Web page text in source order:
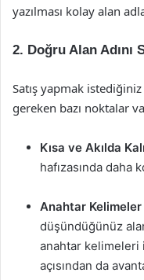
yazılması kolay alan
2. Doğru Alan Adını
Satış yapmak
gereken bazı noktalar
Kısa ve Akılda
hafızasında daha
Anahtar
düşündüğünüz
anahtar kelimeleri
açısından da